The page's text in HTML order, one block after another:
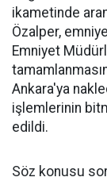
ikametinde
Özalper,
Emniyet
Ankara'ya
işlemlerinin
edildi.
Söz konusu